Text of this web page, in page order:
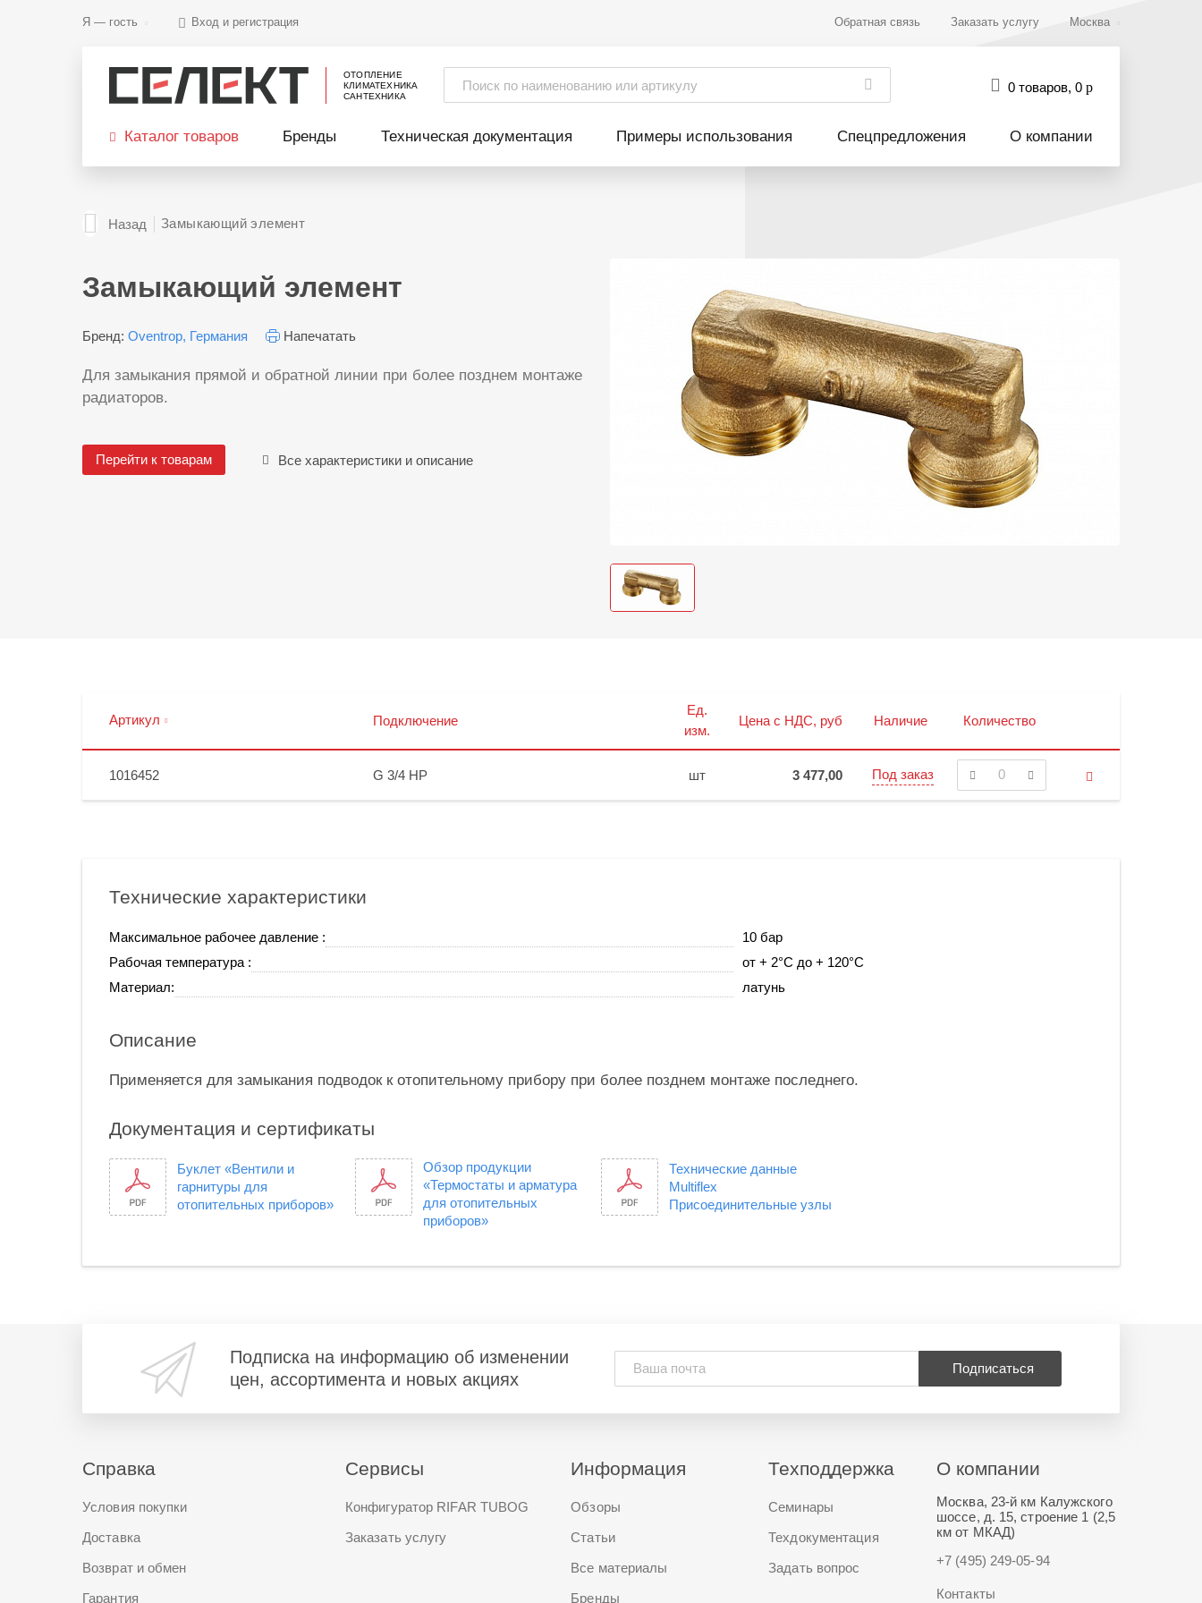
Я — гость Вход и регистрация Обратная связь Заказать услугу Москва
ОТОПЛЕНИЕ
КЛИМАТЕХНИКА
САНТЕХНИКА
0 товаров, 0 р
Каталог товаров Бренды Техническая документация Примеры использования Спецпредложения О компании
Назад Замыкающий элемент
Замыкающий элемент
Бренд: Oventrop, Германия Напечатать
Для замыкания прямой и обратной линии при более позднем монтаже
радиаторов.
Перейти к товарам Все характеристики и описание
Артикул Подключение
Ед.
изм.
Цена с НДС, руб Наличие Количество
1016452 G 3/4 НР шт 3 477,00 Под заказ
Технические характеристики
Максимальное рабочее давление :
10 бар
Рабочая температура :
от + 2°С до + 120°С
Материал:
латунь
Описание
Применяется для замыкания подводок к отопительному прибору при более позднем монтаже последнего.
Документация и сертификаты
Буклет «Вентили и
гарнитуры для
отопительных приборов»
Обзор продукции
«Термостаты и арматура
для отопительных
приборов»
Технические данные
Multiflex
Присоединительные узлы
Подписка на информацию об изменении
цен, ассортимента и новых акциях
Подписаться
Справка
Условия покупки
Доставка
Возврат и обмен
Гарантия
Сервисы
Конфигуратор RIFAR TUBOG
Заказать услугу
Информация
Обзоры
Статьи
Все материалы
Бренды
Техподдержка
Семинары
Техдокументация
Задать вопрос
О компании
Москва, 23-й км Калужского
шоссе, д. 15, строение 1 (2,5
км от МКАД)
+7 (495) 249-05-94
Контакты